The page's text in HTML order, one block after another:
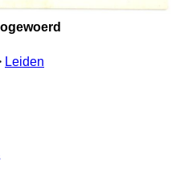
Leiden